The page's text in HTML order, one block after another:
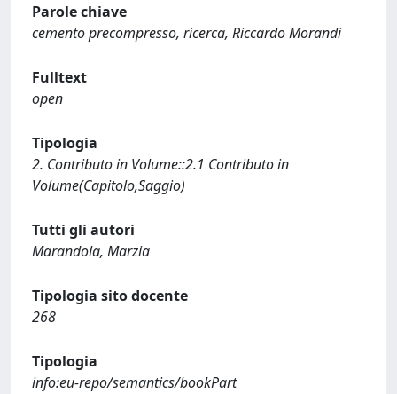
Parole chiave
cemento precompresso, ricerca, Riccardo Morandi
Fulltext
open
Tipologia
2. Contributo in Volume::2.1 Contributo in
Volume(Capitolo,Saggio)
Tutti gli autori
Marandola, Marzia
Tipologia sito docente
268
Tipologia
info:eu-repo/semantics/bookPart